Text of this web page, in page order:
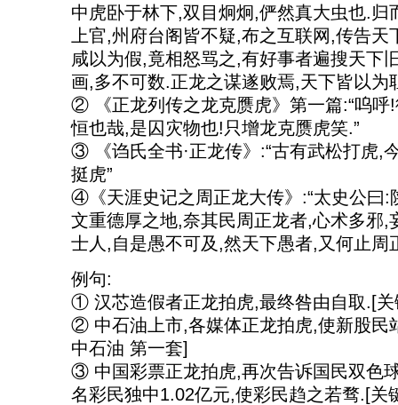
中虎卧于林下,双目炯炯,俨然真大虫也.归
上官,州府台阁皆不疑,布之互联网,传告
咸以为假,竟相怒骂之,有好事者遍搜天下
画,多不可数.正龙之谋遂败焉,天下皆以为
② 《正龙列传之龙克赝虎》第一篇:“呜呼
恒也哉,是囚灾物也!只增龙克赝虎笑.”
③ 《诌氏全书·正龙传》:“古有武松打虎,
挺虎”
④《天涯史记之周正龙大传》:“太史公曰:
文重德厚之地,奈其民周正龙者,心术多邪,
士人,自是愚不可及,然天下愚者,又何止周
例句:
① 汉芯造假者正龙拍虎,最终咎由自取.[
② 中石油上市,各媒体正龙拍虎,使新股民
中石油 第一套]
③ 中国彩票正龙拍虎,再次告诉国民双色
名彩民独中1.02亿元,使彩民趋之若骛.[关